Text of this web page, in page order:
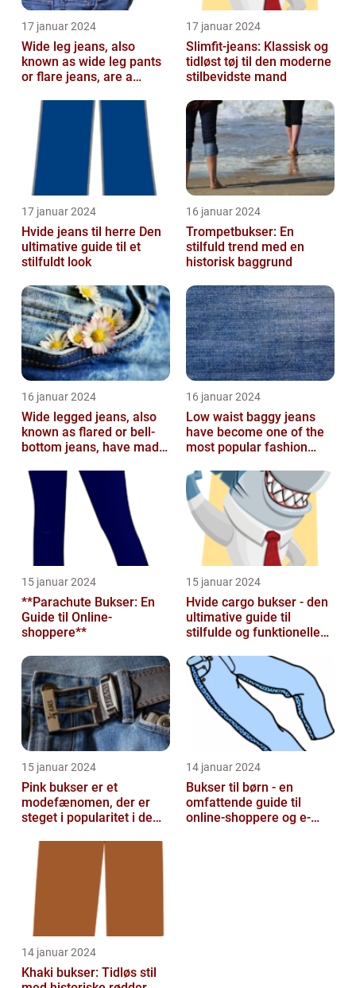
17 januar 2024
Wide leg jeans, also
known as wide leg pants
or flare jeans, are a
for those ...
17 januar 2024
Slimfit-jeans: Klassisk og
tidløst tøj til den moderne
stilbevidste mand
17 januar 2024
Hvide jeans til herre Den
ultimative guide til et
stilfuldt look
16 januar 2024
Trompetbukser: En
stilfuld trend med en
historisk baggrund
16 januar 2024
Wide legged jeans, also
known as flared or bell-
bottom jeans, have made
fash...
16 januar 2024
Low waist baggy jeans
have become one of the
most popular fashion
15 januar 2024
**Parachute Bukser: En
Guide til Online-
shoppere**
15 januar 2024
Hvide cargo bukser - den
ultimative guide til
stilfulde og funktionelle
15 januar 2024
Pink bukser er et
modefænomen, der er
steget i popularitet i de
14 januar 2024
Bukser til børn - en
omfattende guide til
online-shoppere og e-
14 januar 2024
Khaki bukser: Tidløs stil